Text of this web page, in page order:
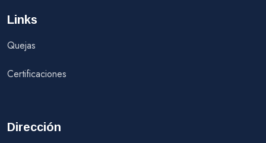
Links
Quejas
Certificaciones
Dirección